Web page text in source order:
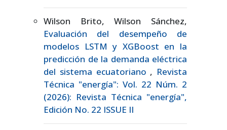
Wilson Brito, Wilson Sánchez,
Evaluación del desempeño de
modelos LSTM y XGBoost en la
predicción de la demanda eléctrica
del sistema ecuatoriano , Revista
Técnica "energía": Vol. 22 Núm. 2
(2026): Revista Técnica "energía",
Edición No. 22 ISSUE II